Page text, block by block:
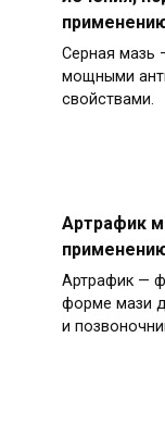
Серная мазь
мощными
свойствами.
Артрафик
Артрафик —
форме мази
и